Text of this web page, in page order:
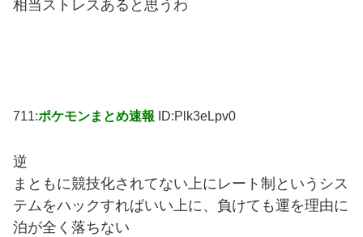
相当ストレスあると思うわ
711:ポケモンまとめ速報 ID:Plk3eLpv0
逆
まともに競技化されてない上にレート制というシス
テムをハックすればいい上に、負けても運を理由に
泊が全く落ちない